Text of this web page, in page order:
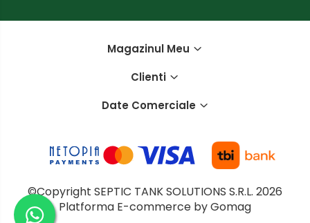
Magazinul Meu
Clienti
Date Comerciale
©Copyright SEPTIC TANK SOLUTIONS S.R.L. 2026
Platforma E-commerce by Gomag